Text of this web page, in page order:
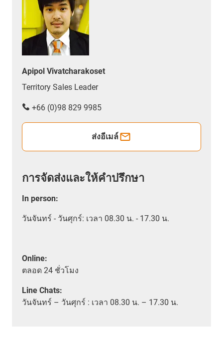
Apipol Vivatcharakoset
Territory Sales Leader
+66 (0)98 829 9985
ส่งอีเมล์
การจัดส่งและให้คำปรึกษา
In person:
วันจันทร์ - วันศุกร์: เวลา 08.30 น. - 17.30 น.
Online:
ตลอด 24 ชั่วโมง
Line Chats:
วันจันทร์ – วันศุกร์ : เวลา 08.30 น. – 17.30 น.